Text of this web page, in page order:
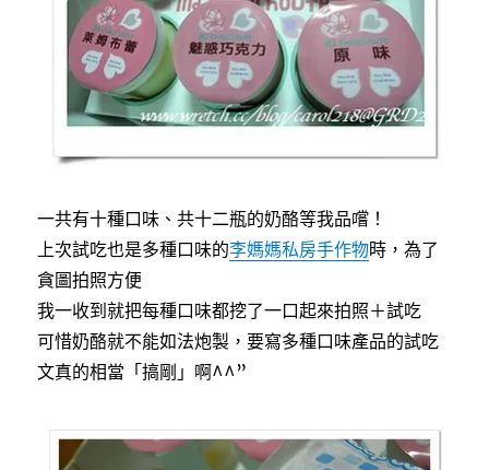
一共有十種口味、共十二瓶的奶酪等我品嚐！
上次試吃也是多種口味的李媽媽私房手作物時，為了
貪圖拍照方便
我一收到就把每種口味都挖了一口起來拍照＋試吃
可惜奶酪就不能如法炮製，要寫多種口味產品的試吃
文真的相當「搞剛」啊^^”